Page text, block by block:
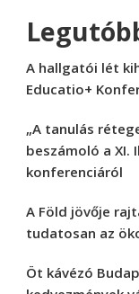
A hallgatói lét
Educatio+
„A tanulás
beszámoló a XI.
konferenciáról
A Föld jövője
tudatosan az
Öt kávézó